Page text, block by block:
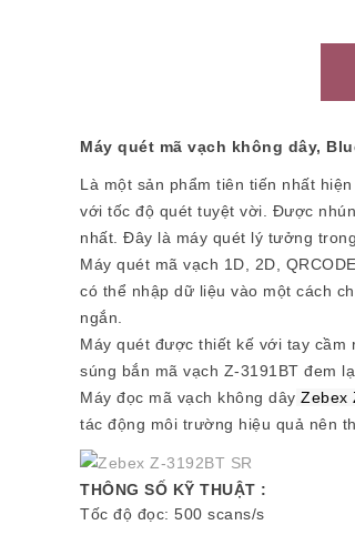
Máy quét mã vạch không dây,
Là một sản phẩm tiên tiến nhất
với tốc độ quét tuyệt vời. Được
nhất. Đây là máy quét lý tưởng
Máy quét mã vạch 1D, 2D,
có thể nhập dữ liệu vào một cách
ngắn.
Máy quét được thiết kế với tay cầm
súng bắn mã vạch Z-3191BT đem
Máy đọc mã vạch không dây Zebex
tác động môi trường hiệu quả nên
THÔNG SỐ KỸ THUẬT :
Tốc độ đọc: 500 scans/s